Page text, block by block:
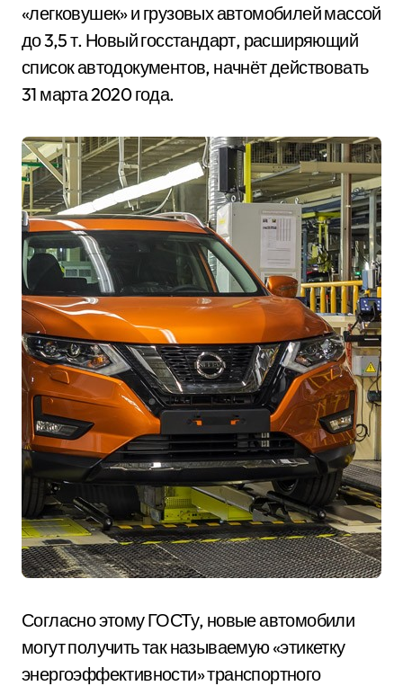
«легковушек» и грузовых автомобилей массой
до 3,5 т. Новый госстандарт, расширяющий
список автодокументов, начнёт действовать
31 марта 2020 года.
Согласно этому ГОСТу, новые автомобили
могут получить так называемую «этикетку
энергоэффективности» транспортного